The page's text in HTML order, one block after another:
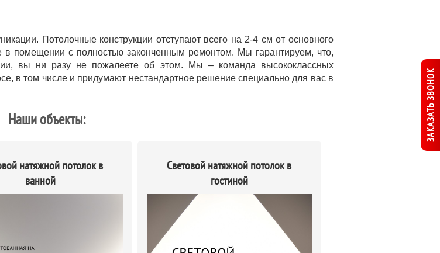
Потолочные конструкции отступают всего на 2-4 см от основного
помещении с полностью законченным ремонтом. Мы гарантируем, что,
вы ни разу не пожалеете об этом. Мы – команда высококлассных
в том числе и придумают нестандартное решение специально для вас в
Наши объекты:
натяжной потолок в
ванной
Световой натяжной потолок в
гостиной
ЗАКАЗАТЬ ЗВОНОК